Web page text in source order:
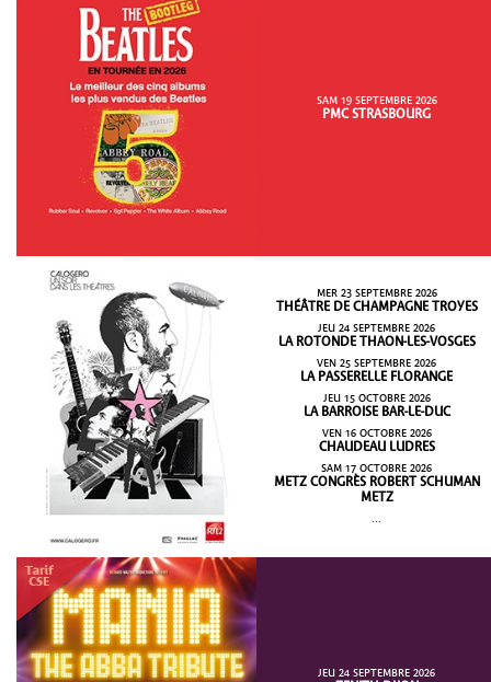
SAM 19 SEPTEMBRE 2026
PMC STRASBOURG
MER 23 SEPTEMBRE 2026
THÉÂTRE DE CHAMPAGNE TROYES
JEU 24 SEPTEMBRE 2026
LA ROTONDE THAON-LES-VOSGES
VEN 25 SEPTEMBRE 2026
LA PASSERELLE FLORANGE
JEU 15 OCTOBRE 2026
LA BARROISE BAR-LE-DUC
VEN 16 OCTOBRE 2026
CHAUDEAU LUDRES
SAM 17 OCTOBRE 2026
METZ CONGRÈS ROBERT SCHUMAN
METZ
...
JEU 24 SEPTEMBRE 2026